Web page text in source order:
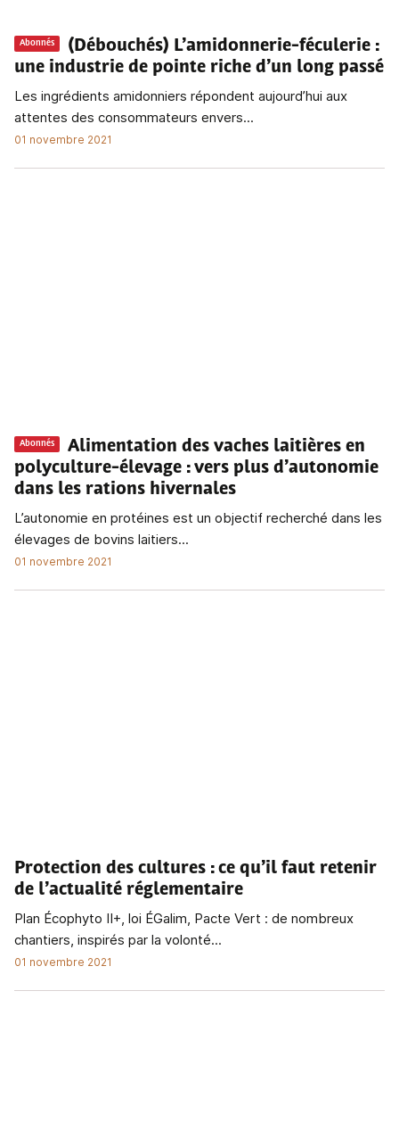
Abonnés (Débouchés) L’amidonnerie-féculerie :
une industrie de pointe riche d’un long passé
Les ingrédients amidonniers répondent aujourd’hui aux
attentes des consommateurs envers...
01 novembre 2021
Abonnés
Alimentation des vaches laitières en
polyculture-élevage : vers plus d’autonomie
dans les rations hivernales
L’autonomie en protéines est un objectif recherché dans les
élevages de bovins laitiers...
01 novembre 2021
Protection des cultures : ce qu’il faut retenir
de l’actualité réglementaire
Plan Écophyto II+, loi ÉGalim, Pacte Vert : de nombreux
chantiers, inspirés par la volonté...
01 novembre 2021